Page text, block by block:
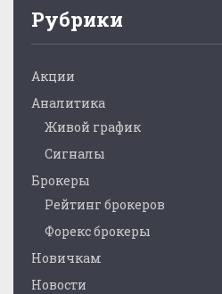
Рубрики
Акции
Аналитика
Живой график
Сигналы
Брокеры
Рейтинг брокеров
Форекс брокеры
Новичкам
Новости